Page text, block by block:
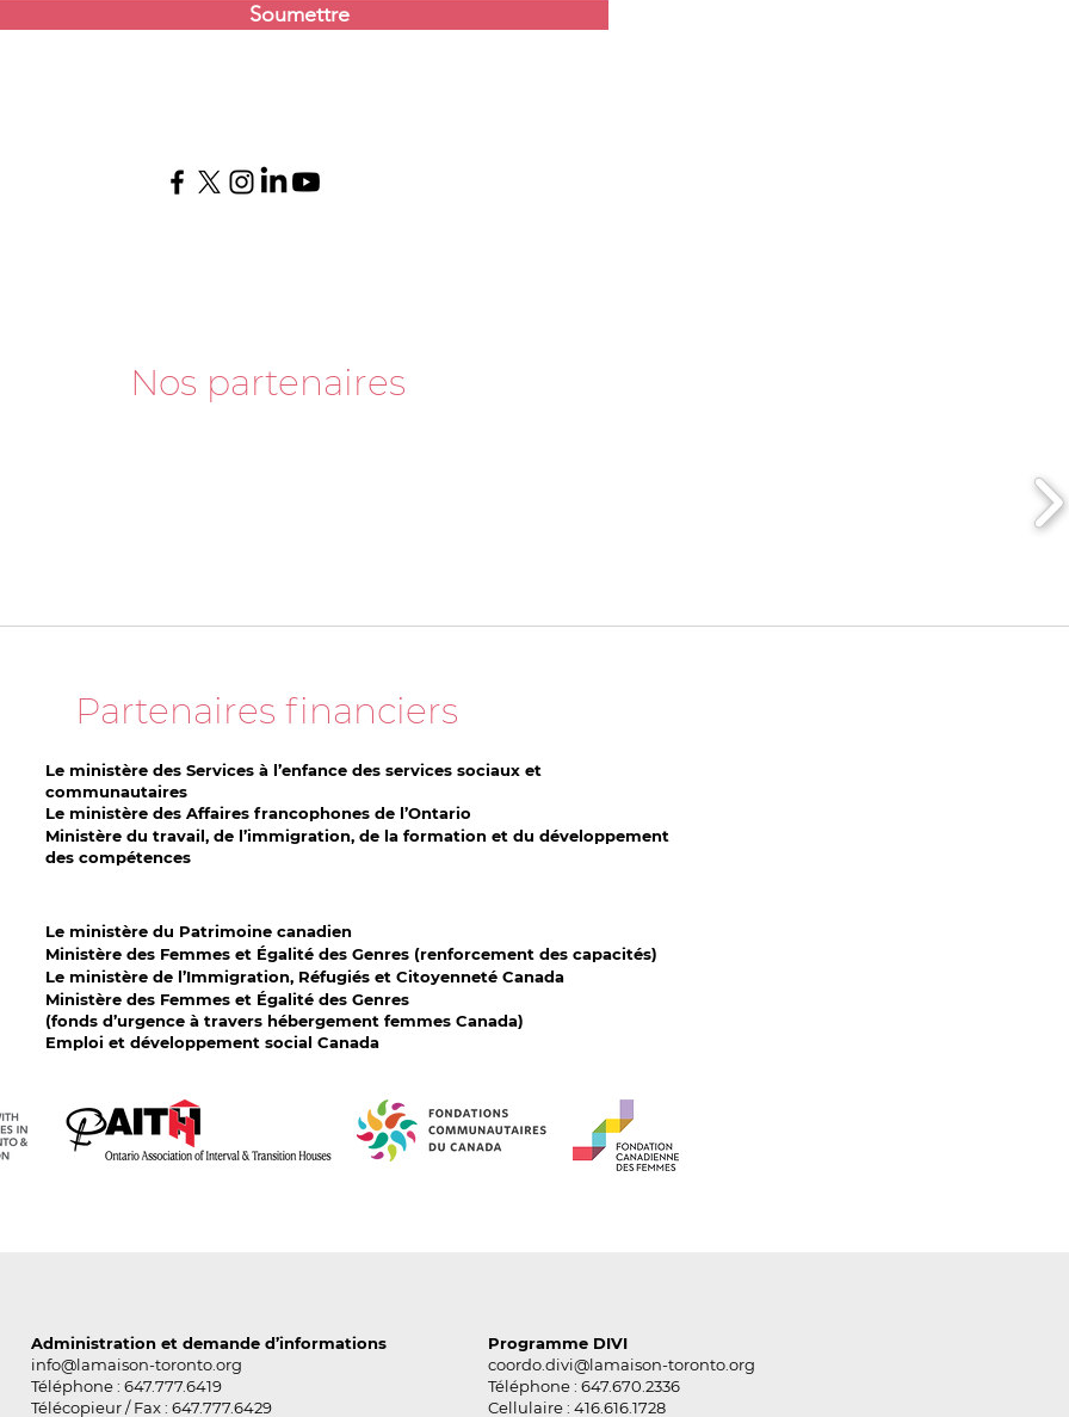
Soumettre
Nos partenaires
Partenaires financiers
Le ministère des Services à l’enfance des services sociaux et
communautaires
Le ministère des Affaires francophones de l’Ontario
Ministère du travail, de l’immigration, de la formation et du développement
des compétences
Le ministère du Patrimoine canadien
Ministère des Femmes et Égalité des Genres (renforcement des capacités)
Le ministère de l’Immigration, Réfugiés et Citoyenneté Canada
Ministère des Femmes et Égalité des Genres
(fonds d’urgence à travers hébergement femmes Canada)
Emploi et développement social Canada
Administration et demande d’informations
info@lamaison-toronto.org
Téléphone : 647.777.6419
Télécopieur / Fax : 647.777.6429
Programme DIVI
coordo.divi@lamaison-toronto.org
Téléphone : 647.670.2336
Cellulaire : 416.616.1728